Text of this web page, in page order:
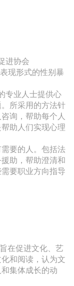
进协会
现形式的性别暴
专业人士提供心
所采用的方法针
询，帮助每个人
助人们实现心理
要的人。包括法
助，帮助澄清和
要职业方向指导
在促进文化、艺
和阅读，认为文
集体成长的动